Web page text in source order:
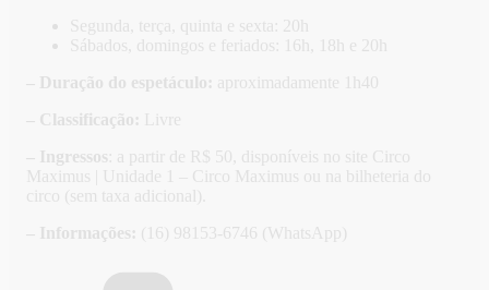
Segunda, terça, quinta e sexta: 20h
Sábados, domingos e feriados: 16h, 18h e 20h
– Duração do espetáculo:
aproximadamente 1h40
– Classificação:
Livre
– Ingressos : a partir de R$ 50, disponíveis no site Circo
Maximus | Unidade 1 – Circo Maximus ou na bilheteria do
circo (sem taxa adicional).
– Informações: (16) 98153-6746 (WhatsApp)